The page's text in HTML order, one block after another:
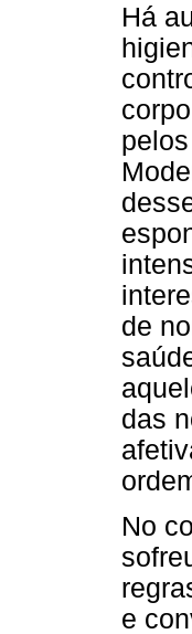
Há
de
das
No
e